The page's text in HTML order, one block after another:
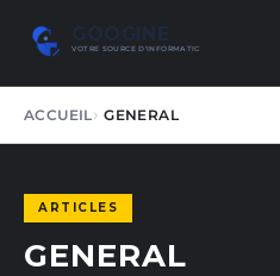
GOOGINE
VOTRE SOURCE D'INFORMATION DE CONFIANCE
ACCUEIL GENERAL
ARTICLES
GENERAL